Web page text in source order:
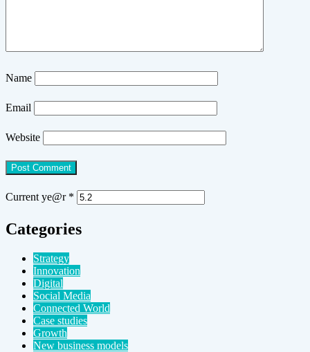
Name
Email
Website
Current ye@r *
Categories
Strategy
Innovation
Digital
Social Media
Connected World
Case studies
Growth
New business models